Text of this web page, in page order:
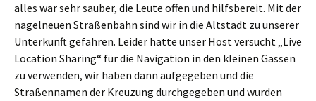
alles war sehr sauber, die Leute offen und hilfsbereit. Mit der
nagelneuen Straßenbahn sind wir in die Altstadt zu unserer
Unterkunft gefahren. Leider hatte unser Host versucht „Live
Location Sharing“ für die Navigation in den kleinen Gassen
zu verwenden, wir haben dann aufgegeben und die
Straßennamen der Kreuzung durchgegeben und wurden